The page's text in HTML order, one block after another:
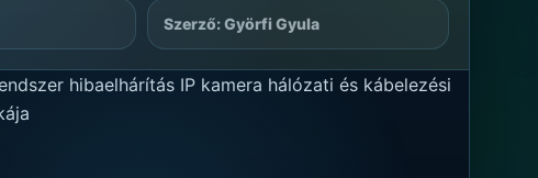
Szerző: Györfi Gyula